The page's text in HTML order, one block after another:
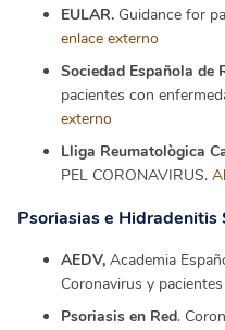
EULAR. Guidance for
enlace externo
Sociedad Española de
pacientes con
externo
Lliga Reumatològica
PEL CORONAVIRUS.
Psoriasias e Hidradenitis
AEDV, Academia
Coronavirus y
Psoriasis en Red.